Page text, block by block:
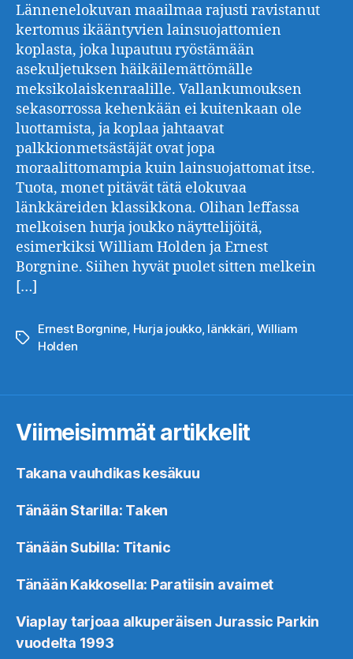
Lännenelokuvan maailmaa rajusti ravistanut
kertomus ikääntyvien lainsuojattomien
koplasta, joka lupautuu ryöstämään
asekuljetuksen häikäilemättömälle
meksikolaiskenraalille. Vallankumouksen
sekasorrossa kehenkään ei kuitenkaan ole
luottamista, ja koplaa jahtaavat
palkkionmetsästäjät ovat jopa
moraalittomampia kuin lainsuojattomat itse.
Tuota, monet pitävät tätä elokuvaa
länkkäreiden klassikkona. Olihan leffassa
melkoisen hurja joukko näyttelijöitä,
esimerkiksi William Holden ja Ernest
Borgnine. Siihen hyvät puolet sitten melkein
[…]
Avainsanat
Ernest Borgnine Hurja joukko, länkkäri William
Holden
Viimeisimmät artikkelit
Takana vauhdikas kesäkuu
Tänään Starilla: Taken
Tänään Subilla: Titanic
Tänään Kakkosella: Paratiisin avaimet
Viaplay tarjoaa alkuperäisen Jurassic Parkin
vuodelta 1993